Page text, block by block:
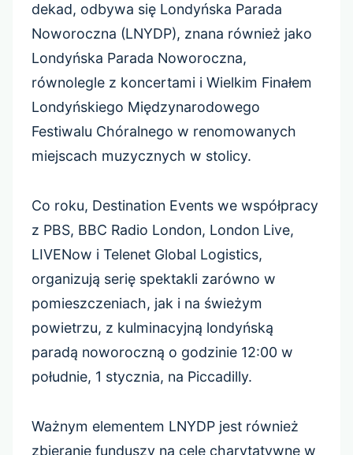
dekad, odbywa się Londyńska Parada
Noworoczna (LNYDP), znana również jako
Londyńska Parada Noworoczna,
równolegle z koncertami i Wielkim Finałem
Londyńskiego Międzynarodowego
Festiwalu Chóralnego w renomowanych
miejscach muzycznych w stolicy.
Co roku, Destination Events we współpracy
z PBS, BBC Radio London, London Live,
LIVENow i Telenet Global Logistics,
organizują serię spektakli zarówno w
pomieszczeniach, jak i na świeżym
powietrzu, z kulminacyjną londyńską
paradą noworoczną o godzinie 12:00 w
południe, 1 stycznia, na Piccadilly.
Ważnym elementem LNYDP jest również
zbieranie funduszy na cele charytatywne w